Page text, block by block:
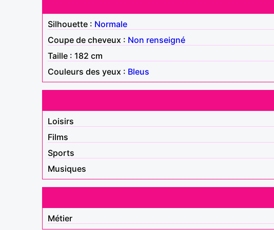
Silhouette : Normale
Coupe de cheveux : Non renseigné
Taille : 182 cm
Couleurs des yeux : Bleus
Loisirs
Films
Sports
Musiques
Métier